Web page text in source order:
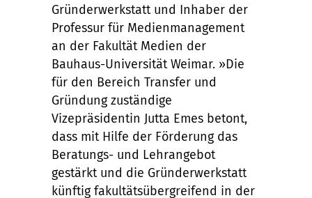
Gründerwerkstatt und Inhaber der
Professur für Medienmanagement
an der Fakultät Medien der
Bauhaus-Universität Weimar. »Die
für den Bereich Transfer und
Gründung zuständige
Vizepräsidentin Jutta Emes betont,
dass mit Hilfe der Förderung das
Beratungs- und Lehrangebot
gestärkt und die Gründerwerkstatt
künftig fakultätsübergreifend in der